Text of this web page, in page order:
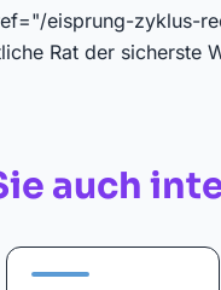
eisprung-zyklus-
Rat der sicherste
auch